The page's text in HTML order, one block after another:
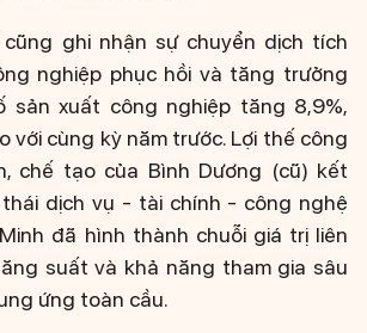
ghi nhận sự chuyển dịch tích
nghiệp phục hồi và tăng trưởng
sản xuất công nghiệp tăng 8,9%,
với cùng kỳ năm trước. Lợi thế công
chế tạo của Bình Dương (cũ) kết
dịch vụ - tài chính - công nghệ
đã hình thành chuỗi giá trị liên
suất và khả năng tham gia sâu
ứng toàn cầu.